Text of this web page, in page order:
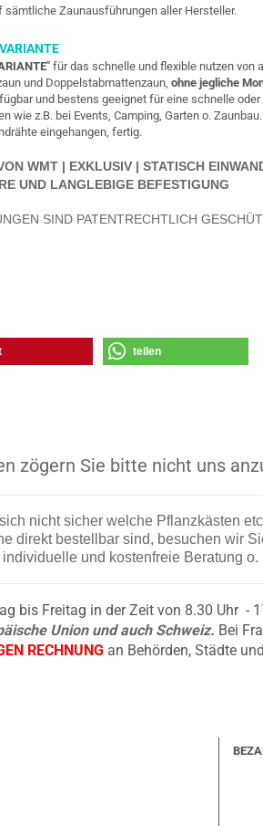
sämtliche Zaunausführungen aller Hersteller.
für das schnelle und flexible nutzen von
und Doppelstabmattenzaun, ohne jegliche
und bestens geeignet für eine schnelle
wie z.B. bei Events, Camping, Garten o.
eingehangen, fertig.
WMT | EXKLUSIV | STATISCH
UND LANGLEBIGE BEFESTIGUNG
SIND PATENTRECHTLICH
teilen
zögern Sie bitte nicht uns
nicht sicher welche Pflanzkästen
direkt bestellbar sind, besuchen wir
und kostenfreie Beratung o.
bis Freitag in der Zeit von 8.30 Uhr
Union und auch Schweiz. Bei
RECHNUNG an Behörden, Städte